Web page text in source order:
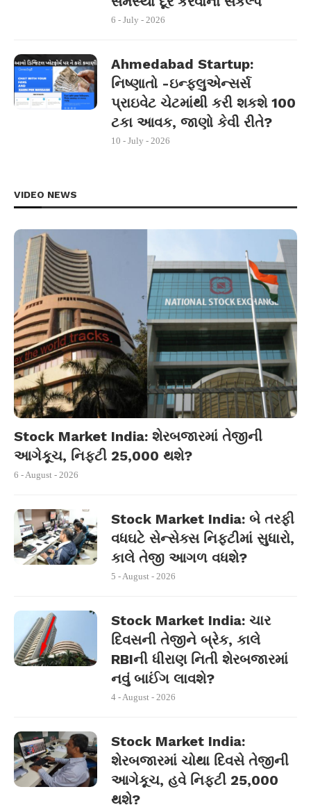
6 - July - 2026
Ahmedabad Startup:
નિષ્ણાતો -ઇન્ફ્લુએન્સર્સ
પ્રાઇવેટ ચેટમાંથી કરી શકશે 100
ટકા આવક, જાણો કેવી રીતે?
10 - July - 2026
VIDEO NEWS
Stock Market India: શેરબજારમાં તેજીની
આગેકૂચ, નિફ્ટી 25,000 થશે?
6 - August - 2026
Stock Market India: બે તરફી
વધઘટે સેન્સેક્સ નિફ્ટીમાં સુધારો,
કાલે તેજી આગળ વધશે?
5 - August - 2026
Stock Market India: ચાર
દિવસની તેજીને બ્રેક, કાલે
RBIની ધીરાણ નિતી શેરબજારમાં
નવું બાઈંગ લાવશે?
4 - August - 2026
Stock Market India:
શેરબજારમાં ચોથા દિવસે તેજીની
આગેકૂચ, હવે નિફ્ટી 25,000
થશે?